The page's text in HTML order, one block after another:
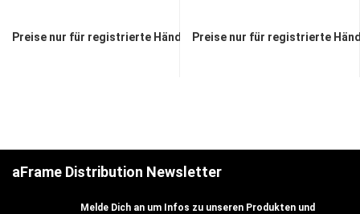
Preise nur für registrierte Händler sichtbarPreise nur für registrierte
aFrame Distribution Newsletter
Melde Dich an um Infos zu unseren Produkten und